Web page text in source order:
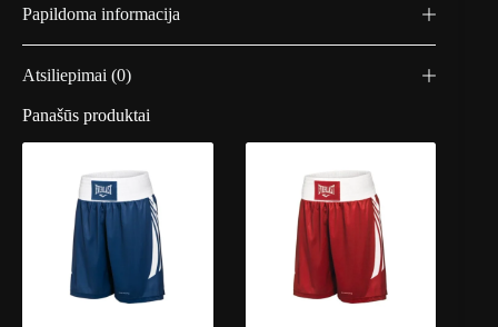
n
M
e
e
-
j
d
a
Papildoma informacija
Atsiliepimai (0)
Panašūs produktai